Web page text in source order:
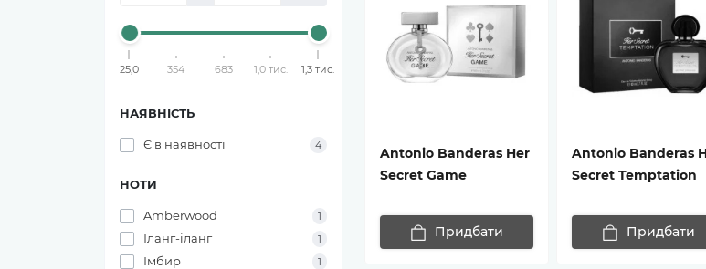
25,0 354 683 1,0 тис. 1,3 тис.
НАЯВНІСТЬ
Є в наявності 4
НОТИ
Amberwood 1
Іланг-іланг 1
Імбир 1
Antonio Banderas Her
Secret Game
Придбати
Antonio Banderas
Secret Temptation
Придбати